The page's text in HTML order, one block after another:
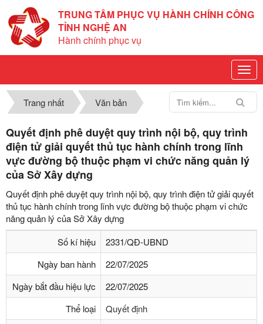
TRUNG TÂM PHỤC VỤ HÀNH CHÍNH CÔNG
TỈNH NGHỆ AN
Hành chính phục vụ
Trang nhất Văn bản
Quyết định phê duyệt quy trình nội bộ, quy trình
điện tử giải quyết thủ tục hành chính trong lĩnh
vực đường bộ thuộc phạm vi chức năng quản lý
của Sở Xây dựng
Quyết định phê duyệt quy trình nội bộ, quy trình điện tử giải quyết
thủ tục hành chính trong lĩnh vực đường bộ thuộc phạm vi chức
năng quản lý của Sở Xây dựng
Số kí hiệu
2331/QĐ-UBND
Ngày ban hành
22/07/2025
Ngày bắt đầu hiệu lực
22/07/2025
Thể loại
Quyết định